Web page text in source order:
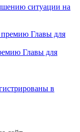
ситуации на
Главы для
в